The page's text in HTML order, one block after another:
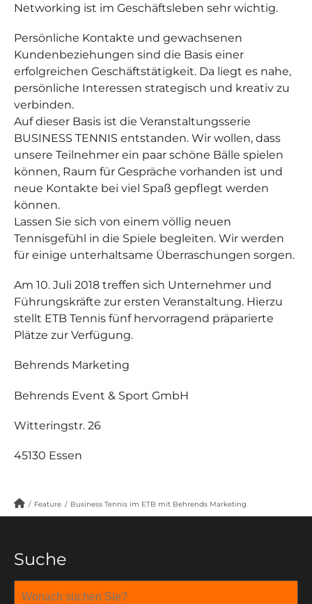
Networking ist im Geschäftsleben sehr wichtig.
Persönliche Kontakte und gewachsenen
Kundenbeziehungen sind die Basis einer
erfolgreichen Geschäftstätigkeit. Da liegt es nahe,
persönliche Interessen strategisch und kreativ zu
verbinden.
Auf dieser Basis ist die Veranstaltungsserie
BUSINESS TENNIS entstanden. Wir wollen, dass
unsere Teilnehmer ein paar schöne Bälle spielen
können, Raum für Gespräche vorhanden ist und
neue Kontakte bei viel Spaß gepflegt werden
können.
Lassen Sie sich von einem völlig neuen
Tennisgefühl in die Spiele begleiten. Wir werden
für einige unterhaltsame Überraschungen sorgen.
Am 10. Juli 2018 treffen sich Unternehmer und
Führungskräfte zur ersten Veranstaltung. Hierzu
stellt ETB Tennis fünf hervorragend präparierte
Plätze zur Verfügung.
Behrends Marketing
Behrends Event & Sport GmbH
Witteringstr. 26
45130 Essen
/ Feature / Business Tennis im ETB mit Behrends Marketing
Suche